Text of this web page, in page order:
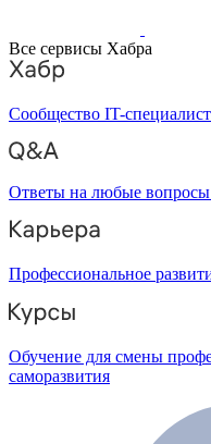
Все сервисы Хабра
Сообщество IT-
Ответы на любые
Профессиональное
Обучение для смены
саморазвития